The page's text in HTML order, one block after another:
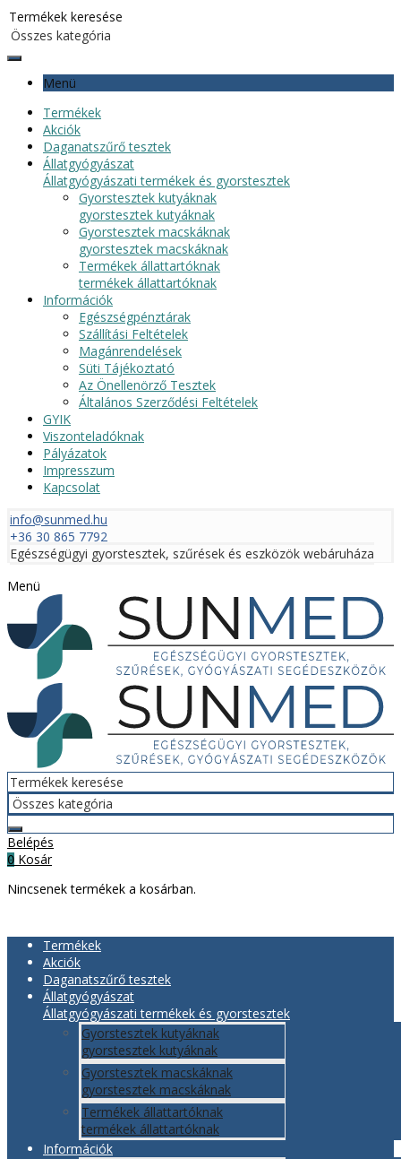
Menü
Termékek
Akciók
Daganatszűrő tesztek
Állatgyógyászat
Állatgyógyászati termékek és gyorstesztek
Gyorstesztek kutyáknak
gyorstesztek kutyáknak
Gyorstesztek macskáknak
gyorstesztek macskáknak
Termékek állattartóknak
termékek állattartóknak
Információk
Egészségpénztárak
Szállítási Feltételek
Magánrendelések
Süti Tájékoztató
Az Önellenörző Tesztek
Általános Szerződési Feltételek
GYIK
Viszonteladóknak
Pályázatok
Impresszum
Kapcsolat
info@sunmed.hu
+36 30 865 7792
Egészségügyi gyorstesztek, szűrések és eszközök webáruháza
Menü
Belépés
0 Kosár
Nincsenek termékek a kosárban.
Termékek
Akciók
Daganatszűrő tesztek
Állatgyógyászat
Állatgyógyászati termékek és gyorstesztek
Gyorstesztek kutyáknak
gyorstesztek kutyáknak
Gyorstesztek macskáknak
gyorstesztek macskáknak
Termékek állattartóknak
termékek állattartóknak
Információk